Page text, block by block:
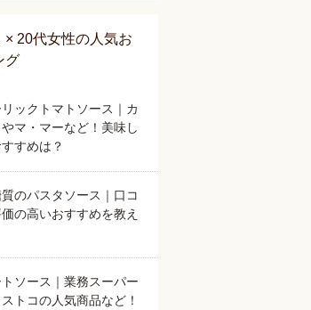
× 20代女性の人気お
グ
ックトマトソース｜カ
やマ・マーなど！美味し
すめは？
のパスタソース｜口コ
価の高いおすすめを教え
トソース｜業務スーパー
トコの人気商品など！